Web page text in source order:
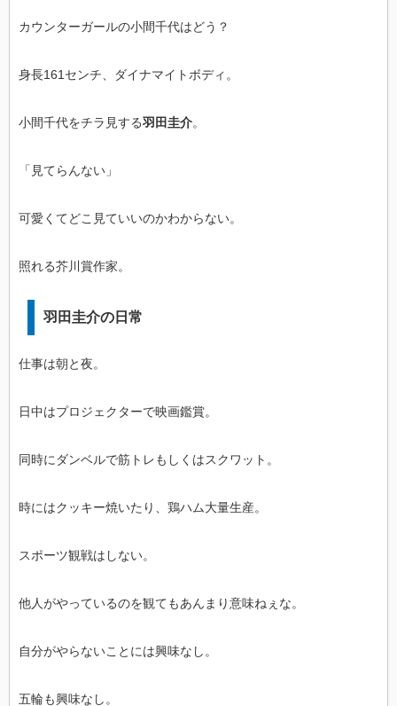
カウンターガールの小間千代はどう？
身長161センチ、ダイナマイトボディ。
小間千代をチラ見する羽田圭介。
「見てらんない」
可愛くてどこ見ていいのかわからない。
照れる芥川賞作家。
羽田圭介の日常
仕事は朝と夜。
日中はプロジェクターで映画鑑賞。
同時にダンベルで筋トレもしくはスクワット。
時にはクッキー焼いたり、鶏ハム大量生産。
スポーツ観戦はしない。
他人がやっているのを観てもあんまり意味ねぇな。
自分がやらないことには興味なし。
五輪も興味なし。